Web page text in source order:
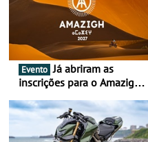
Evento Já abriram as
inscrições para o Amazigh
Marrocos, de 23 abril a 1
maio - The ultimate
experience in Morocco